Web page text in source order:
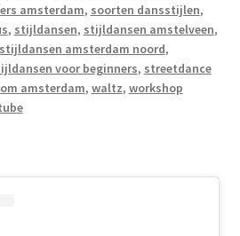
amsterdam, soorten dansstijlen,
, stijldansen, stijldansen amstelveen,
stijldansen amsterdam noord,
voor beginners, streetdance
amsterdam, waltz, workshop